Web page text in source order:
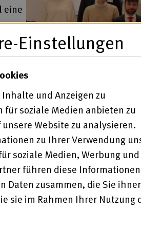
eine
mit
© Bundesministerium für Arbeit und
Einstellungen
und Anzeigen zu
soziale Medien anbieten zu
Website zu analysieren.
zu Ihrer Verwendung
soziale Medien, Werbung und
führen diese Informationen
Daten zusammen, die Sie
sie im Rahmen Ihrer Nutzung